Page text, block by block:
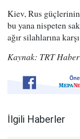
Kiev, Rus
bu yana nispeten
ağır silahlarına
Kaynak: TRT Haber
İlgili Haberler